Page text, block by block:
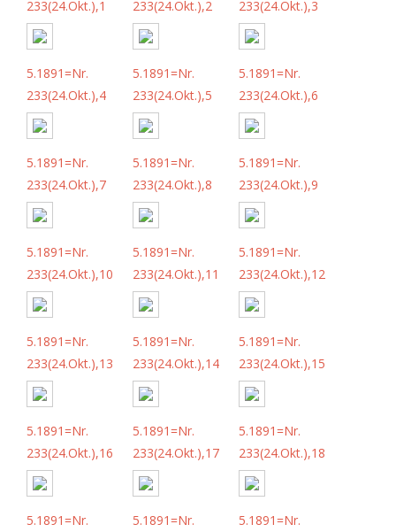
233(24.Okt.),1
233(24.Okt.),2
233(24.Okt.),3
5.1891=Nr.
233(24.Okt.),4
5.1891=Nr.
233(24.Okt.),5
5.1891=Nr.
233(24.Okt.),6
5.1891=Nr.
233(24.Okt.),7
5.1891=Nr.
233(24.Okt.),8
5.1891=Nr.
233(24.Okt.),9
5.1891=Nr.
233(24.Okt.),10
5.1891=Nr.
233(24.Okt.),11
5.1891=Nr.
233(24.Okt.),12
5.1891=Nr.
233(24.Okt.),13
5.1891=Nr.
233(24.Okt.),14
5.1891=Nr.
233(24.Okt.),15
5.1891=Nr.
233(24.Okt.),16
5.1891=Nr.
233(24.Okt.),17
5.1891=Nr.
233(24.Okt.),18
5.1891=Nr.
5.1891=Nr.
5.1891=Nr.